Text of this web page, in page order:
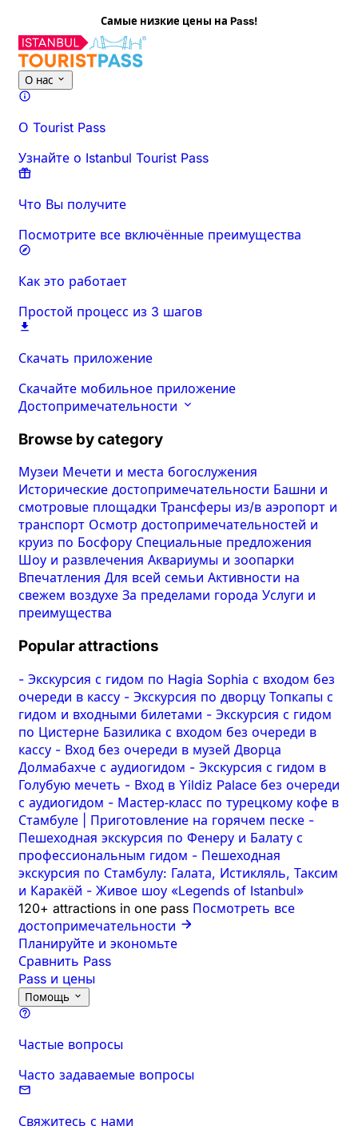
Самые низкие цены на Pass!
О нас
О Tourist Pass
Узнайте о Istanbul Tourist Pass
Что Вы получите
Посмотрите все включённые преимущества
Как это работает
Простой процесс из 3 шагов
Скачать приложение
Скачайте мобильное приложение
Достопримечательности
Browse by category
Музеи Мечети и места богослужения
Исторические достопримечательности Башни и
смотровые площадки Трансферы из/в аэропорт и
транспорт Осмотр достопримечательностей и
круиз по Босфору Специальные предложения
Шоу и развлечения Аквариумы и зоопарки
Впечатления Для всей семьи Активности на
свежем воздухе За пределами города Услуги и
преимущества
Popular attractions
- Экскурсия с гидом по Hagia Sophia с входом без
очереди в кассу - Экскурсия по дворцу Топкапы с
гидом и входными билетами - Экскурсия с гидом
по Цистерне Базилика с входом без очереди в
кассу - Вход без очереди в музей Дворца
Долмабахче с аудиогидом - Экскурсия с гидом в
Голубую мечеть - Вход в Yildiz Palace без очереди
с аудиогидом - Мастер‑класс по турецкому кофе в
Стамбуле | Приготовление на горячем песке -
Пешеходная экскурсия по Фенеру и Балату с
профессиональным гидом - Пешеходная
экскурсия по Стамбулу: Галата, Истикляль, Таксим
и Каракёй - Живое шоу «Legends of Istanbul»
120+ attractions in one pass Посмотреть все
достопримечательности
Планируйте и экономьте
Сравнить Pass
Pass и цены
Помощь
Частые вопросы
Часто задаваемые вопросы
Свяжитесь с нами
Время и